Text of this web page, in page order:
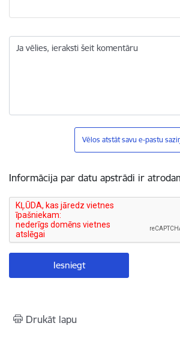
Ja vēlies, ieraksti šeit komentāru
Vēlos atstāt savu e-pastu
Informācija par datu apstrādi ir
Drukāt lapu